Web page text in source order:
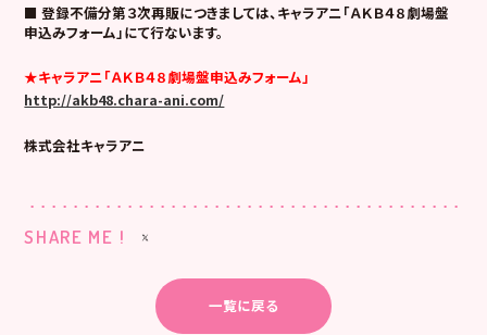
■ 登録不備分第３次再販につきましては、キャラアニ「ＡＫＢ４８劇場盤
申込みフォーム」にて行ないます。
★キャラアニ「ＡＫＢ４８劇場盤申込みフォーム」
http://akb48.chara-ani.com/
株式会社キャラアニ
SHARE ME !
一覧に戻る